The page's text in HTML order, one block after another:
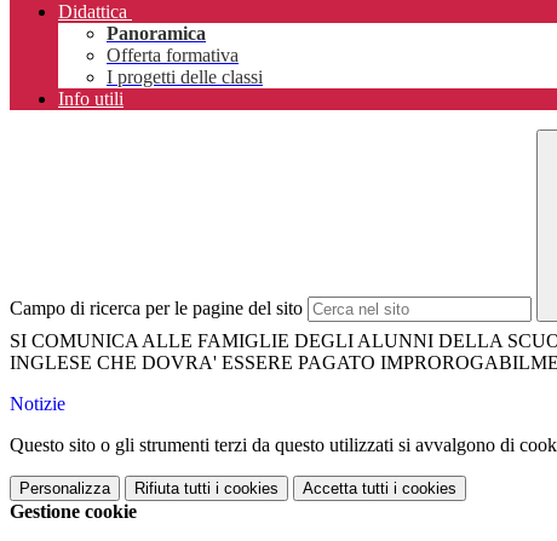
Didattica
Panoramica
Offerta formativa
I progetti delle classi
Info utili
Campo di ricerca per le pagine del sito
SI COMUNICA ALLE FAMIGLIE DEGLI ALUNNI DELLA
INGLESE CHE DOVRA' ESSERE PAGATO
Notizie
Questo sito o gli strumenti terzi da questo utilizzati si avvalgono di
Personalizza Rifiuta tutti i cookies Accetta tutti i cookies
Gestione cookie